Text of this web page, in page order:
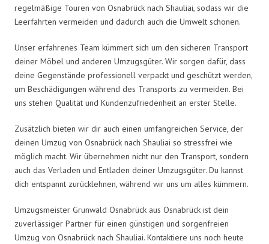
regelmäßige Touren von Osnabrück nach Shauliai, sodass wir die
Leerfahrten vermeiden und dadurch auch die Umwelt schonen.
Unser erfahrenes Team kümmert sich um den sicheren Transport
deiner Möbel und anderen Umzugsgüter. Wir sorgen dafür, dass
deine Gegenstände professionell verpackt und geschützt werden,
um Beschädigungen während des Transports zu vermeiden. Bei
uns stehen Qualität und Kundenzufriedenheit an erster Stelle.
Zusätzlich bieten wir dir auch einen umfangreichen Service, der
deinen Umzug von Osnabrück nach Shauliai so stressfrei wie
möglich macht. Wir übernehmen nicht nur den Transport, sondern
auch das Verladen und Entladen deiner Umzugsgüter. Du kannst
dich entspannt zurücklehnen, während wir uns um alles kümmern.
Umzugsmeister Grunwald Osnabrück aus Osnabrück ist dein
zuverlässiger Partner für einen günstigen und sorgenfreien
Umzug von Osnabrück nach Shauliai. Kontaktiere uns noch heute